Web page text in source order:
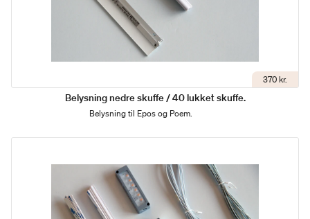
370 kr.
Belysning nedre skuffe / 40 lukket skuffe.
Belysning til Epos og Poem.